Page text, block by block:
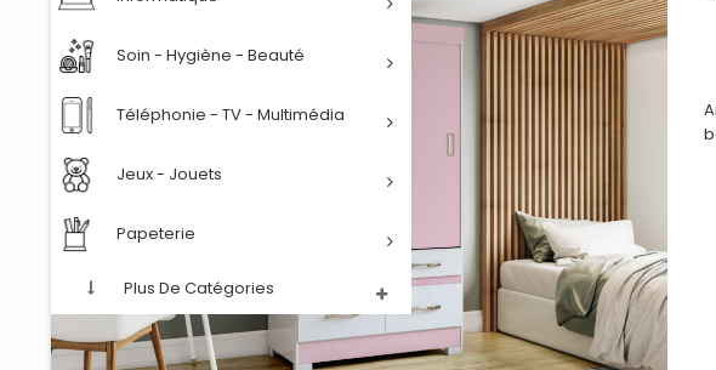
Soin - Hygiène - Beauté
Téléphonie - TV - Multimédia
Jeux - Jouets
Papeterie
Plus De Catégories